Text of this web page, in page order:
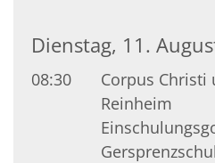
Dienstag, 11.
08:30
Corpus Christi
Reinheim